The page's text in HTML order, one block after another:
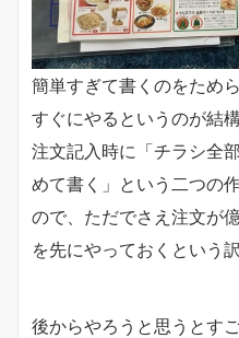
簡単すぎて書くのをため
すぐにやるというのが結
注文記入時に「チラシ全
めて書く」という二つの
ので、ただでさえ注文が
を先にやっておくという
後からやろうと思うとす